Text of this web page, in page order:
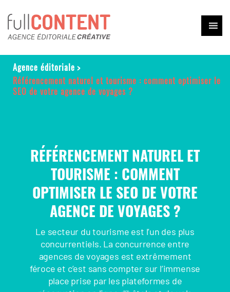
Agence éditoriale >
Référencement naturel et tourisme : comment optimiser le
SEO de votre agence de voyages ?
RÉFÉRENCEMENT NATUREL ET
TOURISME : COMMENT
OPTIMISER LE SEO DE VOTRE
AGENCE DE VOYAGES ?
Le secteur du tourisme est l’un des plus
concurrentiels. La concurrence entre
agences de voyages est extrêmement
féroce et c’est sans compter sur l’immense
place prise par les plateformes de